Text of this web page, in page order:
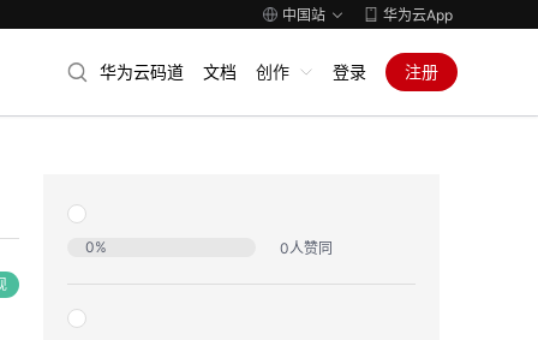
中国站 华为云App
华为云码道 文档 创作 登录 注册
0% 0人赞同